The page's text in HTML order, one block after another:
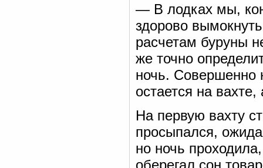
— В лодках мы,
здорово
расчетам буруны
же точно
ночь. Совершенно
остается на
На первую вахту
просыпался,
но ночь
оберегал сон